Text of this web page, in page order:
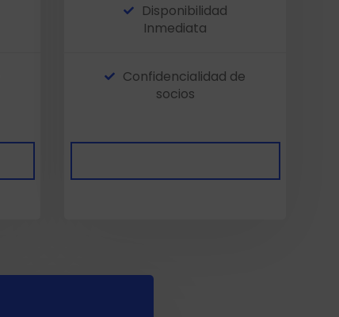
Disponibilidad
Inmediata
Confidencialidad de
socios